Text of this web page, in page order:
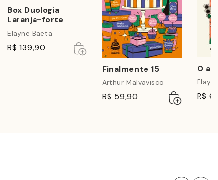
Box Duologia
Laranja-forte
Elayne Baeta
R$ 139,90 Esgotado
Esgotado
Finalmente 15
Arthur Malvavisco
R$ 59,90
Adicionar
ao
Esgotado
O
R$